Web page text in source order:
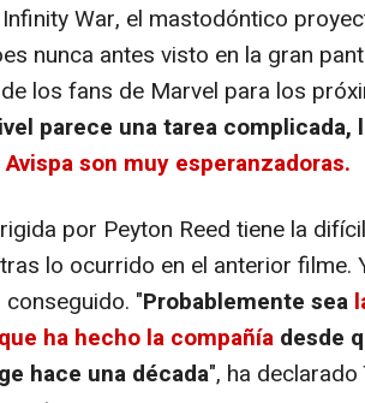
War, el mastodóntico
nunca antes visto en la gran
los fans de Marvel para los
parece una tarea
son muy esperanzadoras.
por Peyton Reed tiene la
lo ocurrido en el anterior filme.
"Probablemente sea
ha hecho la compañía desde
hace una década", ha